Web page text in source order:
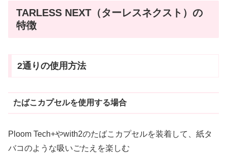
TARLESS NEXT（ターレスネクスト）の
特徴
2通りの使用方法
たばこカプセルを使用する場合
Ploom Tech+やwith2のたばこカプセルを装着して、紙タ
バコのような吸いごたえを楽しむ